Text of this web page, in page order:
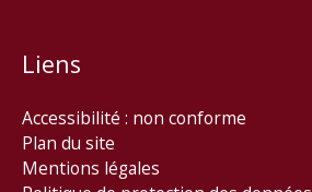
Liens
Accessibilité : non conforme
Plan du site
Mentions légales